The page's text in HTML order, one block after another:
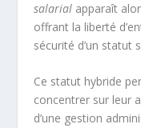
salarial apparaît
offrant la liberté
sécurité d’un statut
Ce statut hybride
concentrer sur leur
d’une gestion